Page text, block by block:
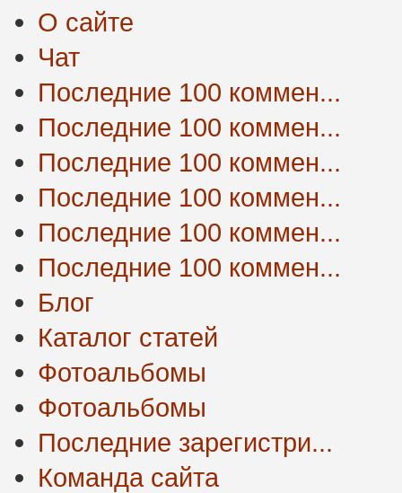
О сайте
Чат
Последние 100 коммен...
Последние 100 коммен...
Последние 100 коммен...
Последние 100 коммен...
Последние 100 коммен...
Последние 100 коммен...
Блог
Каталог статей
Фотоальбомы
Фотоальбомы
Последние зарегистри...
Команда сайта